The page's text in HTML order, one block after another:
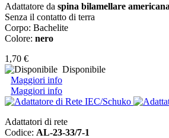
Adattatore da spina bilamellare americana
Senza il contatto di terra
Corpo: Bachelite
Colore: nero
1,70 €
Disponibile
Maggiori info
Maggiori info
Adattatori di rete
Codice: AL-23-33/7-1